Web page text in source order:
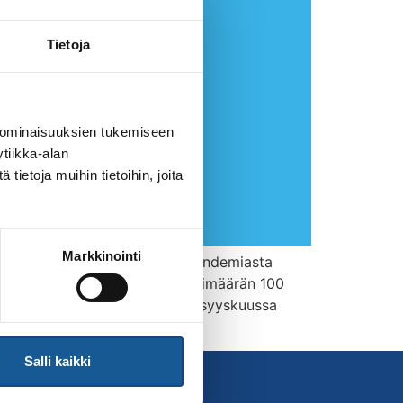
Tietoja
tukemiseen
alan
tietoja muihin tietoihin, joita
Markkinointi
Salli kaikki
Judoliitolle koronapandemiasta
on saanut maksimimäärän 100
kattamiseen. Kyseessä on syyskuussa
liikunnan […]